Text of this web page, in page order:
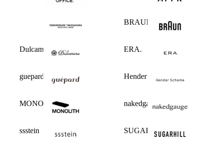
BRAUN
Dulcamara ERA.
guepard Hender Scheme
MONOLITH nakedgauge
ssstein SUGARHILL